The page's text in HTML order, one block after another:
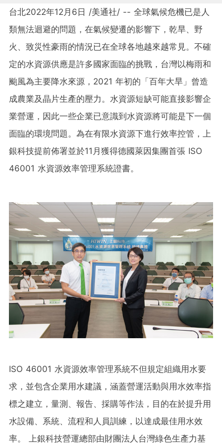
台北2022年12月6日 /美通社/ -- 全球氣候危機已是人
類無法迴避的問題，在氣候變遷的影響下，乾旱、野
火、致災性豪雨的情況已在全球各地越來越常見。不確
定的水資源供應是許多國家面臨的挑戰，台灣以梅雨和
颱風為主要降水來源，2021 年初的「百年大旱」曾造
成農業及晶片生產的壓力。水資源短缺可能直接影響企
業營運，因此一些企業已意識到水資源將可能是下一個
面臨的環境問題。為在有限水資源下進行效率控管，上
銀科技提前佈署並於11月獲得德國萊因集團首張 ISO
46001 水資源效率管理系統證書。
ISO 46001 水資源效率管理系統不但規定組織用水要
求，並包含企業用水建議，涵蓋營運活動與用水效率指
標之建立，量測、報告、採購等作法，目的在於提升用
水設備、系統、流程和人員訓練，以達成最佳用水效
率。 上銀科技營運總部由財團法人台灣綠色生產力基